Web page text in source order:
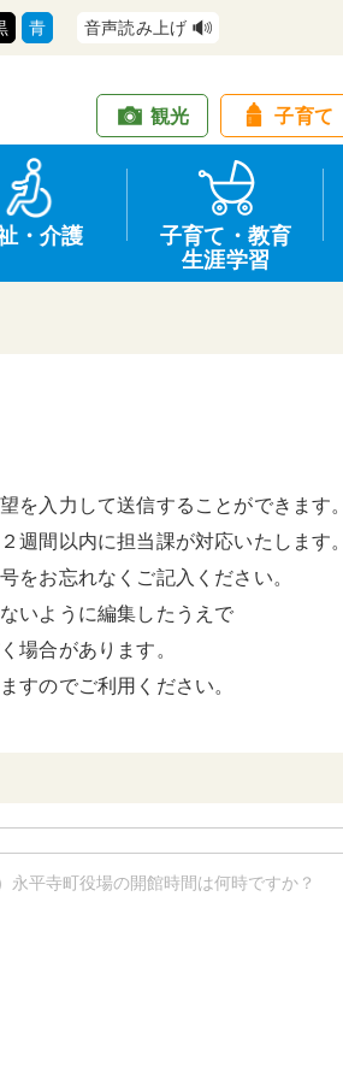
観光 子育て
環境
・介護
子育て・教育
生涯学習
申請手続き
青 音声読み上げ
を入力して送信することができます。
週間以内に担当課が対応いたします。
をお忘れなくご記入ください。
いように編集したうえで
場合があります。
すのでご利用ください。